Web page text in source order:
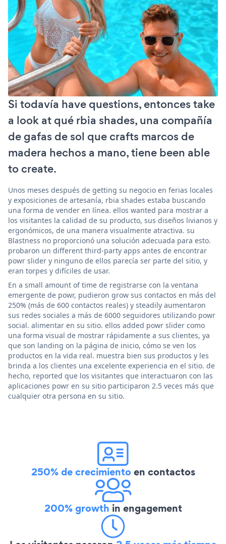
Si todavía have questions, entonces take
a look at qué rbia shades, una compañía
de gafas de sol que crafts marcos de
madera hechos a mano, tiene been able
to create.
Unos meses después de getting su negocio en ferias locales
y exposiciones de artesanía, rbia shades estaba buscando
una forma de vender en línea. ellos wanted para mostrar a
los visitantes la calidad de su producto, sus diseños livianos y
ergonómicos, de una manera visualmente atractiva. su
Blastness no proporcionó una solución adecuada para esto.
probaron un different third-party apps antes de encontrar
powr slider y ninguno de ellos parecía ser parte del sitio, y
eran torpes y difíciles de usar.
En a small amount of time de registrarse con la ventana
emergente de powr, pudieron grow sus contactos en más del
250% (más de 600 contactos reales) y steadily aumentaron
sus redes sociales a más de 6000 seguidores utilizando powr
social. alimentar en su sitio. ellos added powr slider como
una forma visual de mostrar rápidamente a sus clientes, ya
que son landing on la página de inicio, cómo se ven los
productos en la vida real. muestra bien sus productos y les
brinda a los clientes una excelente experiencia en el sitio. de
hecho, reported que los visitantes que interactuaron con las
aplicaciones powr en su sitio participaron 2.5 veces más que
cualquier otra persona en su sitio.
250% de crecimientoen contactos
200% growth in engagement